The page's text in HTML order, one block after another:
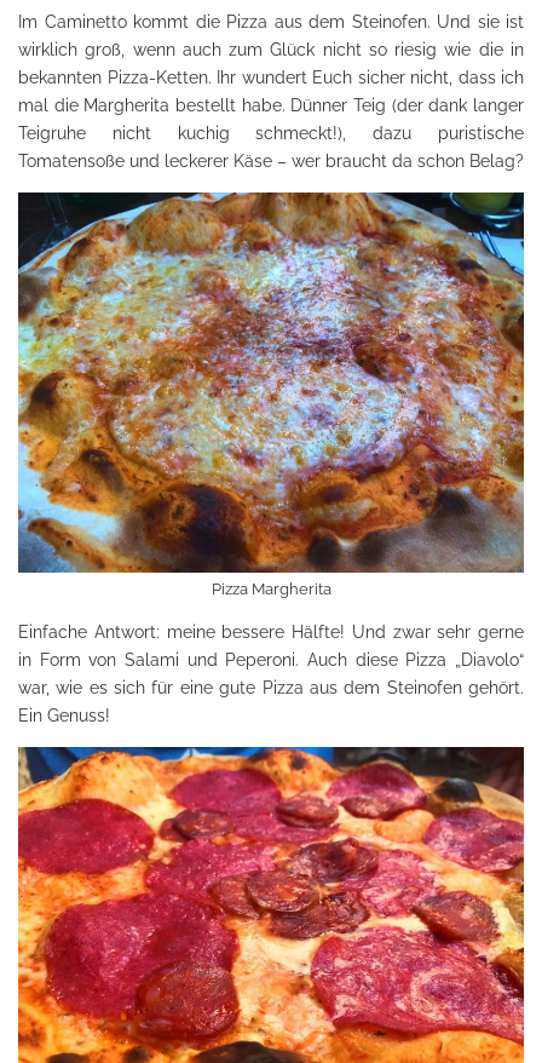
Im Caminetto kommt die Pizza aus dem Steinofen. Und sie ist
wirklich groß, wenn auch zum Glück nicht so riesig wie die in
bekannten Pizza-Ketten. Ihr wundert Euch sicher nicht, dass ich
mal die Margherita bestellt habe. Dünner Teig (der dank langer
Teigruhe nicht kuchig schmeckt!), dazu puristische
Tomatensoße und leckerer Käse – wer braucht da schon Belag?
Pizza Margherita
Einfache Antwort: meine bessere Hälfte! Und zwar sehr gerne
in Form von Salami und Peperoni. Auch diese Pizza „Diavolo“
war, wie es sich für eine gute Pizza aus dem Steinofen gehört.
Ein Genuss!